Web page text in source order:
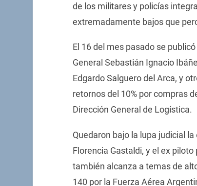
de los militares y policías
extremadamente bajos que
El 16 del mes pasado se
General Sebastián Ignacio
Edgardo Salguero del Arca, y
retornos del 10% por compras
Dirección General de Logística.
Quedaron bajo la lupa judicial
Florencia Gastaldi, y el ex
también alcanza a temas de
140 por la Fuerza Aérea